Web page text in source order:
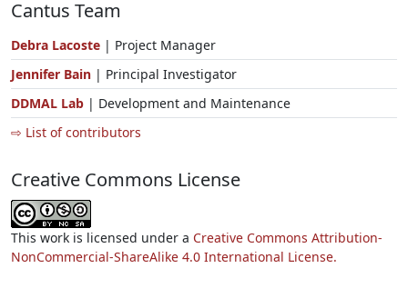
Cantus Team
Debra Lacoste | Project Manager
Jennifer Bain | Principal Investigator
DDMAL Lab | Development and Maintenance
⇨ List of contributors
Creative Commons License
This work is licensed under a Creative Commons Attribution-
NonCommercial-ShareAlike 4.0 International License.